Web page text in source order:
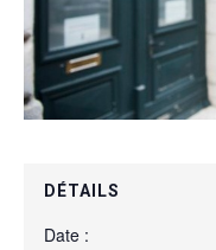
DÉTAILS
Date :